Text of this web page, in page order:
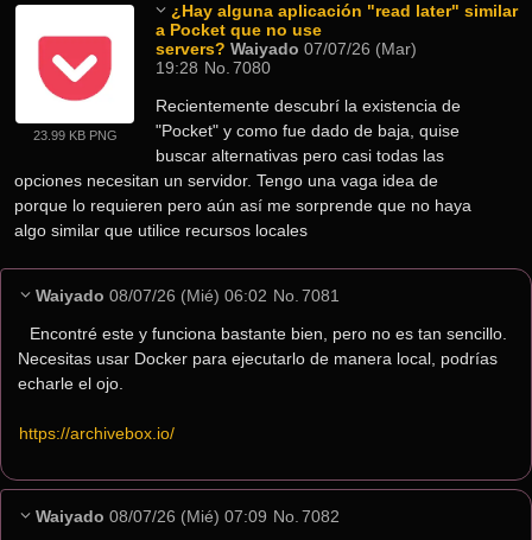
23.99 KB PNG
¿Hay alguna aplicación "read later" similar
a Pocket que no use
servers? Waiyado 07/07/26 (Mar)
19:28 No. 7080
Recientemente descubrí la existencia de
"Pocket" y como fue dado de baja, quise
buscar alternativas pero casi todas las
opciones necesitan un servidor. Tengo una vaga idea de
porque lo requieren pero aún así me sorprende que no haya
algo similar que utilice recursos locales
Waiyado 08/07/26 (Mié) 06:02 No. 7081
Encontré este y funciona bastante bien, pero no es tan sencillo.
Necesitas usar Docker para ejecutarlo de manera local, podrías
echarle el ojo.
https://archivebox.io/
Waiyado 08/07/26 (Mié) 07:09 No. 7082